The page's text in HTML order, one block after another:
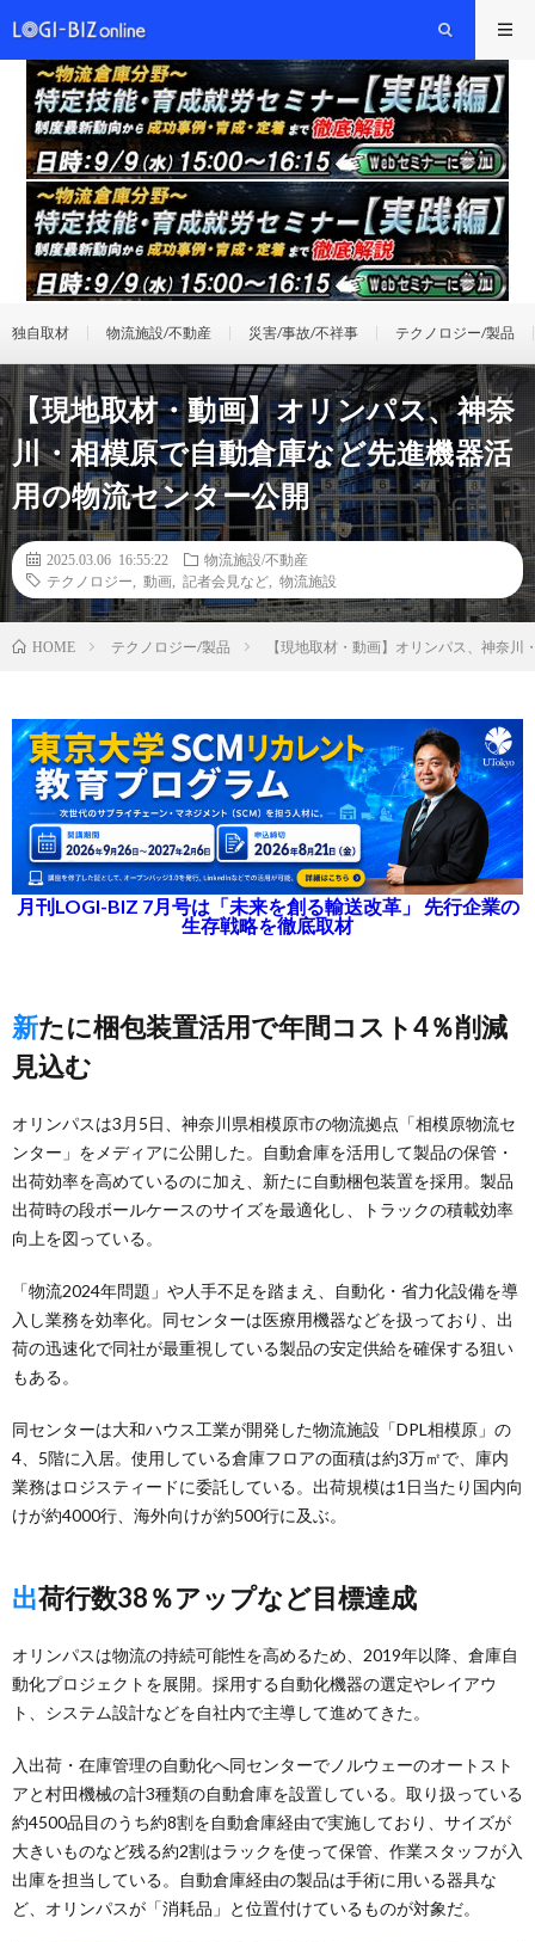
独自取材 物流施設/不動産 災害/事故/不祥事 テクノロジー/製品
【現地取材・動画】オリンパス、神奈
川・相模原で自動倉庫など先進機器活
用の物流センター公開
2025.03.06 16:55:22
物流施設/不動産
テクノロジー
動画 記者会見など 物流施設
HOME テクノロジー/製品 【現地取材・動画】オリンパス、神奈
月刊LOGI-BIZ 7月号は「未来を創る輸送改革」 先行企業の
生存戦略を徹底取材
新たに梱包装置活用で年間コスト4％削減
見込む
オリンパスは3月5日、神奈川県相模原市の物流拠点「相模原物流セ
ンター」をメディアに公開した。自動倉庫を活用して製品の保管・
出荷効率を高めているのに加え、新たに自動梱包装置を採用。製品
出荷時の段ボールケースのサイズを最適化し、トラックの積載効率
向上を図っている。
「物流2024年問題」や人手不足を踏まえ、自動化・省力化設備を導
入し業務を効率化。同センターは医療用機器などを扱っており、出
荷の迅速化で同社が最重視している製品の安定供給を確保する狙い
もある。
同センターは大和ハウス工業が開発した物流施設「DPL相模原」の
4、5階に入居。使用している倉庫フロアの面積は約3万㎡で、庫内
業務はロジスティードに委託している。出荷規模は1日当たり国内向
けが約4000行、海外向けが約500行に及ぶ。
出荷行数38％アップなど目標達成
オリンパスは物流の持続可能性を高めるため、2019年以降、倉庫自
動化プロジェクトを展開。採用する自動化機器の選定やレイアウ
ト、システム設計などを自社内で主導して進めてきた。
入出荷・在庫管理の自動化へ同センターでノルウェーのオートスト
アと村田機械の計3種類の自動倉庫を設置している。取り扱っている
約4500品目のうち約8割を自動倉庫経由で実施しており、サイズが
大きいものなど残る約2割はラックを使って保管、作業スタッフが入
出庫を担当している。自動倉庫経由の製品は手術に用いる器具な
ど、オリンパスが「消耗品」と位置付けているものが対象だ。